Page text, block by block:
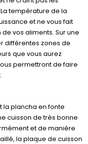
température de la
et ne vous fait
vos aliments. Sur une
différentes zones de
que vous aurez
permettront de faire
la plancha en fonte
cuisson de très bonne
et de manière
la plaque de cuisson